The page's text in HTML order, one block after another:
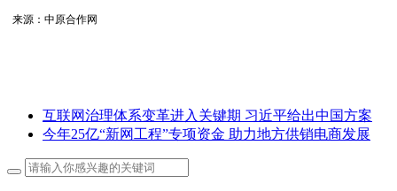
来源：中原合作网
互联网治理体系变革进入关键期 习近平给出中国方案
今年25亿“新网工程”专项资金 助力地方供销电商发展